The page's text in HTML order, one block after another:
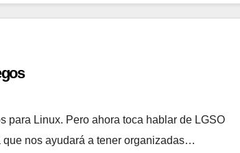
para Linux. Pero ahora toca hablar de LGSO
que nos ayudará a tener organizadas…